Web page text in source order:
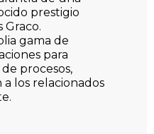
prestigio
Graco.
gama de
para
procesos,
los relacionados